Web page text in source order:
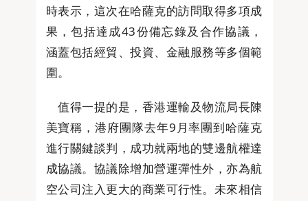
時表示，這次在哈薩克的訪問取得多項成
果，包括達成43份備忘錄及合作協議，
涵蓋包括經貿、投資、金融服務等多個範
圍。
值得一提的是，香港運輸及物流局長陳
美寶稱，港府團隊去年9月率團到哈薩克
進行關鍵談判，成功就兩地的雙邊航權達
成協議。協議除增加營運彈性外，亦為航
空公司注入更大的商業可行性。未來相信